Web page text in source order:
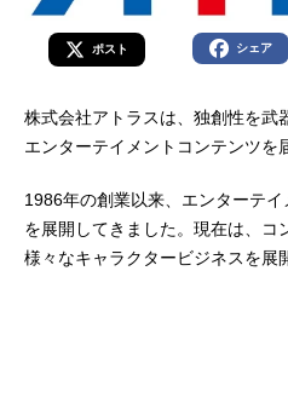
ポスト シェア
株式会社アトラスは、独創性を武
エンターテイメントコンテンツを
1986年の創業以来、エンターテ
を展開してきました。現在は、コ
様々なキャラクタービジネスを展